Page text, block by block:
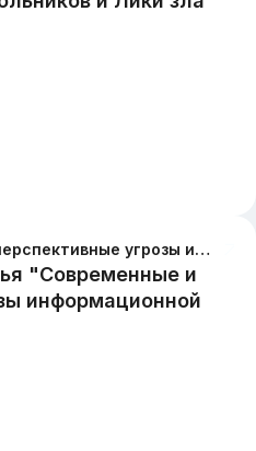
Статья "Современные и перспективные угрозы информационной безопасности"